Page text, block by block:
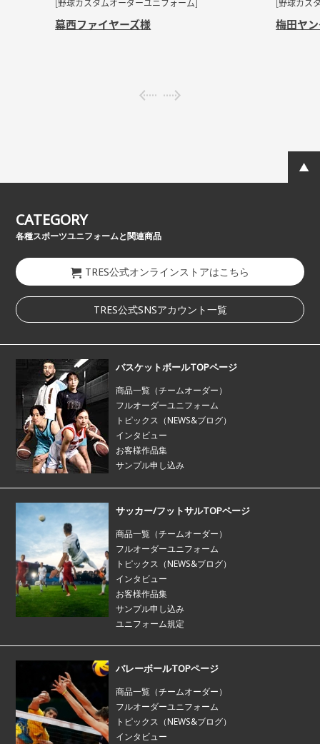
[野球カスタムオーダーユニフォーム]
幕西ファイヤーズ様
[野球カス
梅田ヤ
CATEGORY
各種スポーツユニフォームと関連商品
TRES公式オンラインストアはこちら
TRES公式SNSアカウント一覧
バスケットボールTOPページ
商品一覧（チームオーダー）
フルオーダーユニフォーム
トピックス（NEWS&ブログ）
インタビュー
お客様作品集
サンプル申し込み
サッカー/フットサルTOPページ
商品一覧（チームオーダー）
フルオーダーユニフォーム
トピックス（NEWS&ブログ）
インタビュー
お客様作品集
サンプル申し込み
ユニフォーム規定
バレーボールTOPページ
商品一覧（チームオーダー）
フルオーダーユニフォーム
トピックス（NEWS&ブログ）
インタビュー